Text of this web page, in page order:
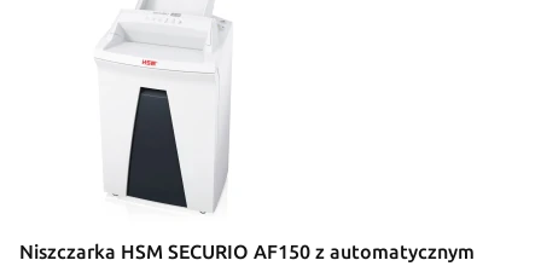
Niszczarka HSM SECURIO AF150 z automatycznym